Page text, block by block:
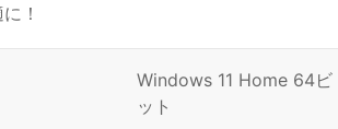
！
Windows 11 Home 64ビ
ット